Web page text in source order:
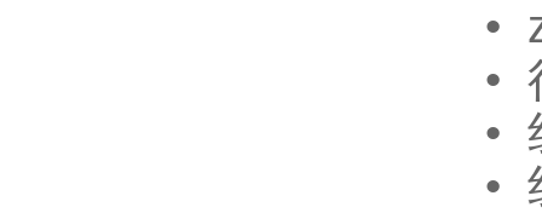
•
•
•
•